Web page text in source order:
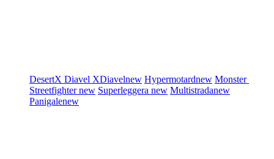
DesertX Diavel XDiavelnew Hypermotardnew Monster
Streetfighternew Superleggera new Multistradanew
Panigalenew